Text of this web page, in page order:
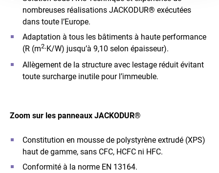
nombreuses réalisations JACKODUR® exécutées
dans toute l’Europe.
Adaptation à tous les bâtiments à haute performance
(R (m2·K/W) jusqu’à 9,10 selon épaisseur).
Allègement de la structure avec lestage réduit évitant
toute surcharge inutile pour l’immeuble.
Zoom sur les panneaux JACKODUR®
Constitution en mousse de polystyrène extrudé (XPS)
haut de gamme, sans CFC, HCFC ni HFC.
Conformité à la norme EN 13164.